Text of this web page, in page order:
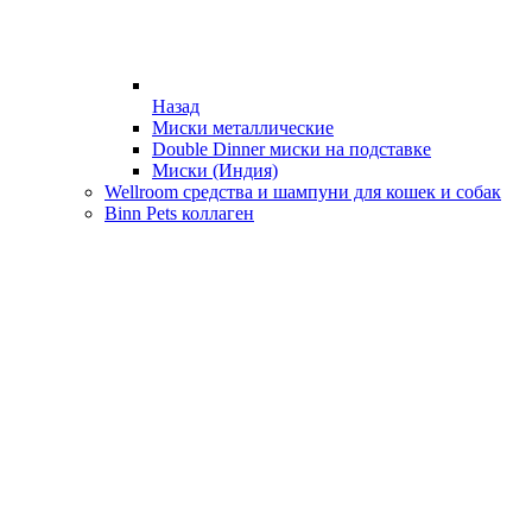
Назад
Миски металлические
Double Dinner миски на подставке
Миски (Индия)
Wellroom средства и шампуни для кошек и собак
Binn Pets коллаген